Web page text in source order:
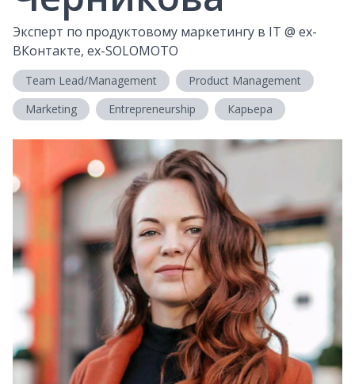
Эксперт по продуктовому маркетингу в IT @ ex-
ВКонтакте, ex-SOLOMOTO
Team Lead/Management
Product Management
Marketing
Entrepreneurship Карьера